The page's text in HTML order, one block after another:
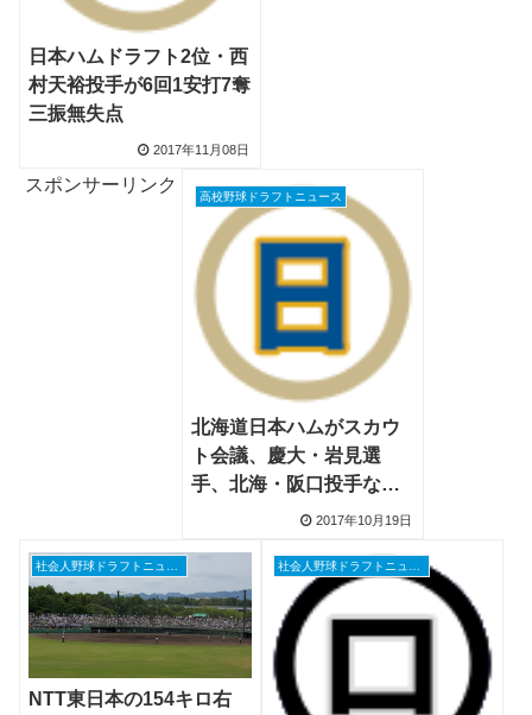
日本ハムドラフト2位・西
村天裕投手が6回1安打7奪
三振無失点
2017年11月08日
スポンサーリンク
高校野球ドラフトニュース
北海道日本ハムがスカウ
ト会議、慶大・岩見選
手、北海・阪口投手など
リストアップ、外れ1位に
2017年10月19日
社会人野球ドラフトニュース
NTT東日本の154キロ右
社会人野球ドラフトニュース